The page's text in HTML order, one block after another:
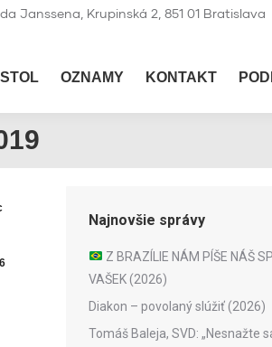
Janssena, Krupinská 2, 851 01 Bratislava
OZNAMY KONTAKT
Najnovšie správy
Z BRAZÍLIE NÁM PÍŠE NÁŠ
VAŠEK (2026)
Diakon – povolaný slúžiť (2026)
Tomáš Baleja, SVD: „Nesnažte